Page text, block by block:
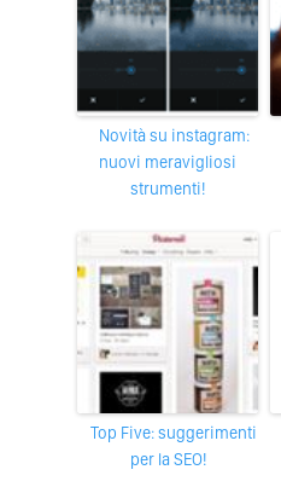
Novità su instagram:
nuovi meravigliosi
strumenti!
Top Five: suggerimenti
per la SEO!